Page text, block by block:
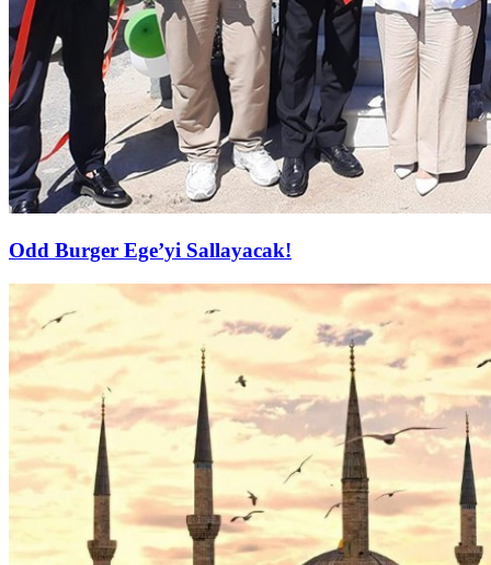
Odd Burger Ege’yi Sallayacak!